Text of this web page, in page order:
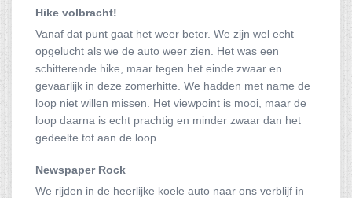
Hike volbracht!
Vanaf dat punt gaat het weer beter. We zijn wel echt
opgelucht als we de auto weer zien. Het was een
schitterende hike, maar tegen het einde zwaar en
gevaarlijk in deze zomerhitte. We hadden met name de
loop niet willen missen. Het viewpoint is mooi, maar de
loop daarna is echt prachtig en minder zwaar dan het
gedeelte tot aan de loop.
Newspaper Rock
We rijden in de heerlijke koele auto naar ons verblijf in